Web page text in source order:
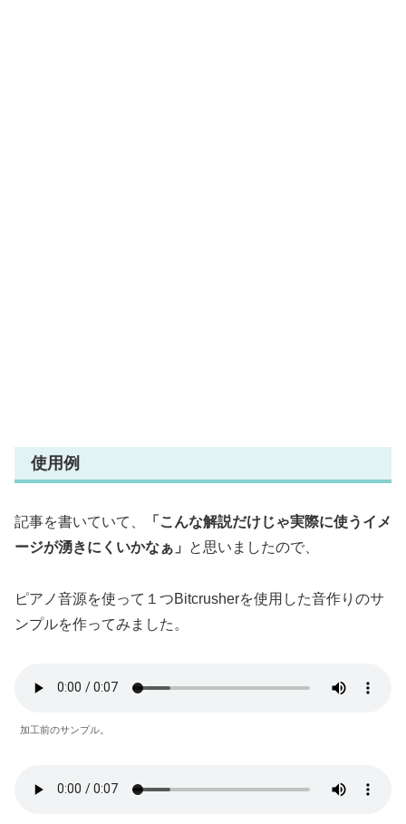
使用例
記事を書いていて、
「こんな解説だけじゃ実際に使うイメ
ージが湧きにくいかなぁ」
と思いましたので、
ピアノ音源を使って１つBitcrusherを使用した音作りのサ
ンプルを作ってみました。
加工前のサンプル。